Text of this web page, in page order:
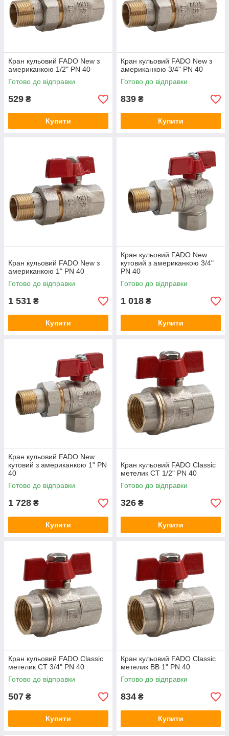
Кран кульовий FADO New з
американкою 1/2" PN 40
Готово до відправки
529 ₴
Купити
Кран кульовий FADO New з
американкою 3/4" PN 40
Готово до відправки
839 ₴
Купити
Кран кульовий FADO New з
американкою 1" PN 40
Готово до відправки
1 531 ₴
Купити
Кран кульовий FADO New
кутовий з американкою 3/4"
PN 40
Готово до відправки
1 018 ₴
Купити
Кран кульовий FADO New
кутовий з американкою 1" PN
40
Готово до відправки
1 728 ₴
Купити
Кран кульовий FADO Classic
метелик СТ 1/2" PN 40
Готово до відправки
326 ₴
Купити
Кран кульовий FADO Classic
метелик СТ 3/4" PN 40
Готово до відправки
507 ₴
Купити
Кран кульовий FADO Classic
метелик ВВ 1" PN 40
Готово до відправки
834 ₴
Купити